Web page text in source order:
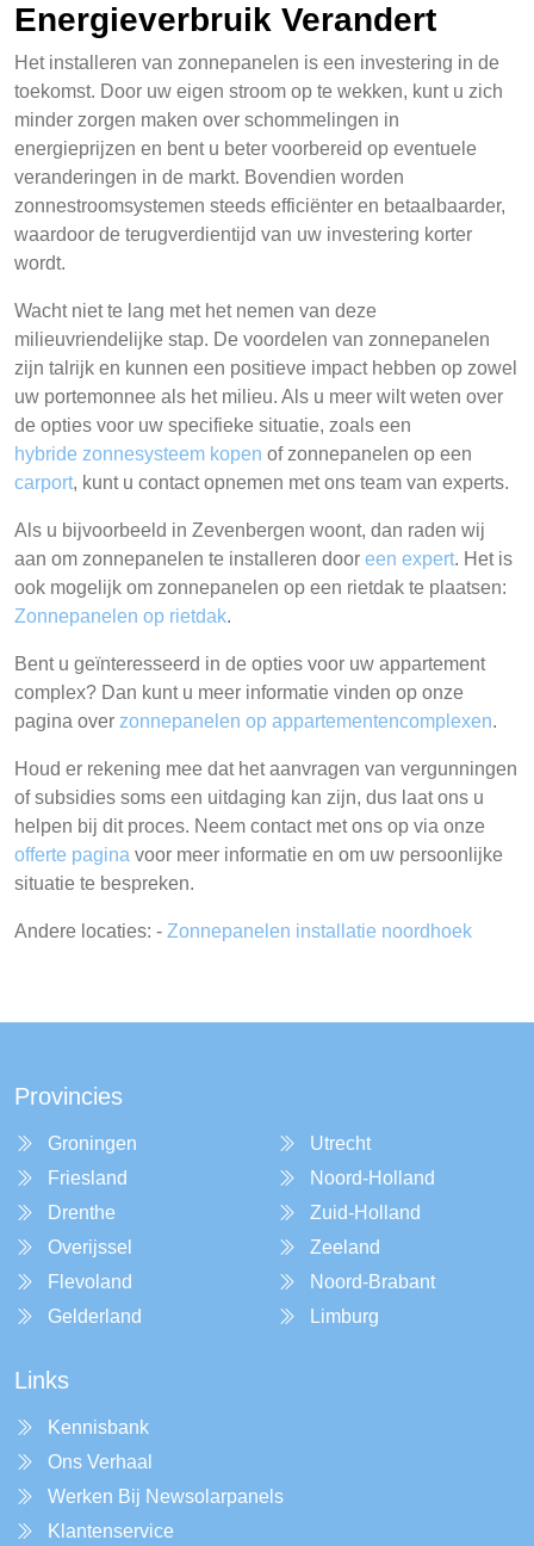
Energieverbruik Verandert
Het installeren van zonnepanelen is een investering in de
toekomst. Door uw eigen stroom op te wekken, kunt u zich
minder zorgen maken over schommelingen in
energieprijzen en bent u beter voorbereid op eventuele
veranderingen in de markt. Bovendien worden
zonnestroomsystemen steeds efficiënter en betaalbaarder,
waardoor de terugverdientijd van uw investering korter
wordt.
Wacht niet te lang met het nemen van deze
milieuvriendelijke stap. De voordelen van zonnepanelen
zijn talrijk en kunnen een positieve impact hebben op zowel
uw portemonnee als het milieu. Als u meer wilt weten over
de opties voor uw specifieke situatie, zoals een
hybride zonnesysteem kopen of zonnepanelen op een
carport, kunt u contact opnemen met ons team van experts.
Als u bijvoorbeeld in Zevenbergen woont, dan raden wij
aan om zonnepanelen te installeren door een expert. Het is
ook mogelijk om zonnepanelen op een rietdak te plaatsen:
Zonnepanelen op rietdak.
Bent u geïnteresseerd in de opties voor uw appartement
complex? Dan kunt u meer informatie vinden op onze
pagina over zonnepanelen op appartementencomplexen.
Houd er rekening mee dat het aanvragen van vergunningen
of subsidies soms een uitdaging kan zijn, dus laat ons u
helpen bij dit proces. Neem contact met ons op via onze
offerte pagina voor meer informatie en om uw persoonlijke
situatie te bespreken.
Andere locaties: - Zonnepanelen installatie noordhoek
Provincies
Groningen
Friesland
Drenthe
Overijssel
Flevoland
Gelderland
Utrecht
Noord-Holland
Zuid-Holland
Zeeland
Noord-Brabant
Limburg
Links
Kennisbank
Ons Verhaal
Werken Bij Newsolarpanels
Klantenservice